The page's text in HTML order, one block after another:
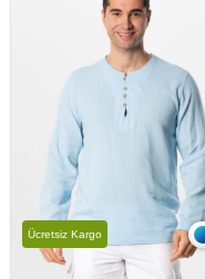
Ücretsiz Kargo